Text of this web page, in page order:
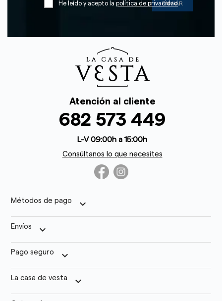
He leído y acepto la política de privacidad
Atención al cliente
682 573 449
L-V 09:00h a 15:00h
Consúltanos lo que necesites
Métodos de pago keyboard_arrow_down
Envíos keyboard_arrow_down
Pago seguro keyboard_arrow_down
La casa de vesta keyboard_arrow_down